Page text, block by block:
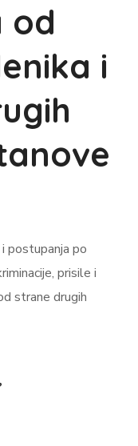
od
i
postupanja po
prisile i
strane drugih